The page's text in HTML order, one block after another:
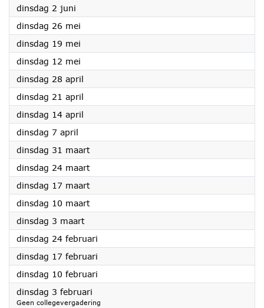
dinsdag 2 juni
dinsdag 26 mei
dinsdag 19 mei
dinsdag 12 mei
dinsdag 28 april
dinsdag 21 april
dinsdag 14 april
dinsdag 7 april
dinsdag 31 maart2026
dinsdag 24 maart2026
dinsdag 17 maart2026
dinsdag 10 maart2026
dinsdag 3 maart2026
dinsdag 24 februari
dinsdag 17 februari
dinsdag 10 februari
dinsdag 3 februari
Geen collegevergadering